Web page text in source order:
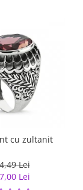
cu zultanit
Lei
Lei